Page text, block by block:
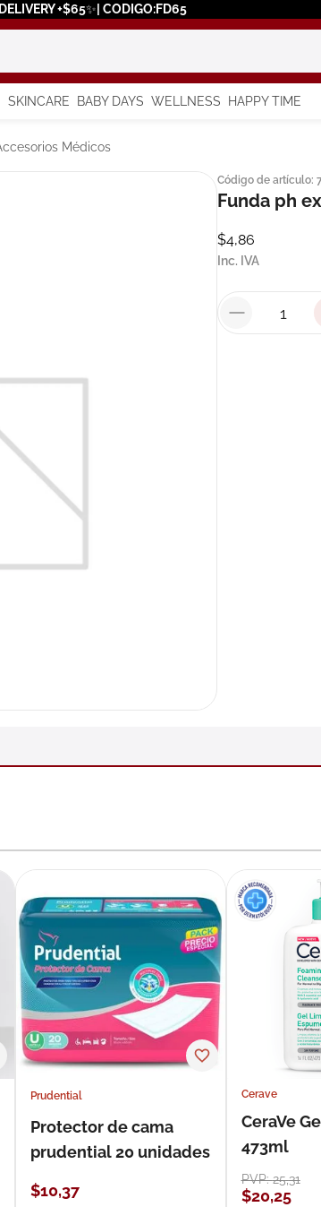
+$65✨| CODIGO:FD65
SKINCARE BABY DAYS WELLNESS HAPPY TIME
Médicos
Código de artículo:
Funda ph
$4,86
Inc. IVA
Prudential
Protector de cama
prudential 20 unidades
$10,37
Cerave
CeraVe
473ml
PVP:25,31
$20,25